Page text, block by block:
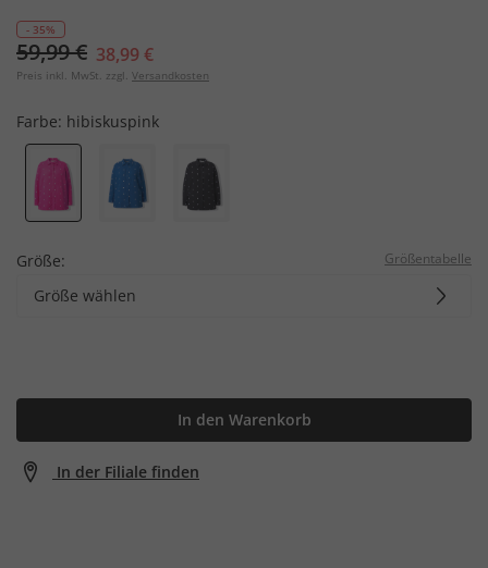
- 35%
59,99 € 38,99 €
Preis inkl. MwSt. zzgl. Versandkosten
Farbe: hibiskuspink
Größe: Größentabelle
Größe wählen
In den Warenkorb
In der Filiale finden